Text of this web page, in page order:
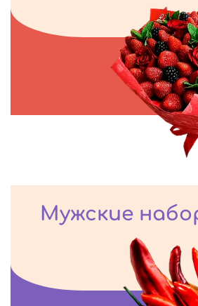
Мужские